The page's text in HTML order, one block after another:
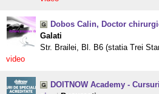
Dobos Calin, Doctor
Galati
Str. Brailei, Bl. B6 (statia Trei
video
DOITNOW Academy -